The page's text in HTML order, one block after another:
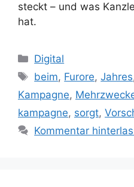
steckt – und was
hat.
Kategorien
Digital
Schlagwörter
beim, Furore,Jahres
Kampagne,
kampagne, sorgt,
Kommentar